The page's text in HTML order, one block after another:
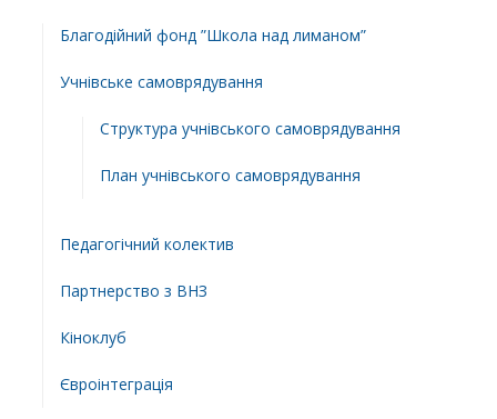
Благодійний фонд ”Школа над лиманом”
Учнівське самоврядування
Структура учнiвського самоврядування
План учнiвського самоврядування
Педагогічний колектив
Партнерство з ВНЗ
Кіноклуб
Євроінтеграція